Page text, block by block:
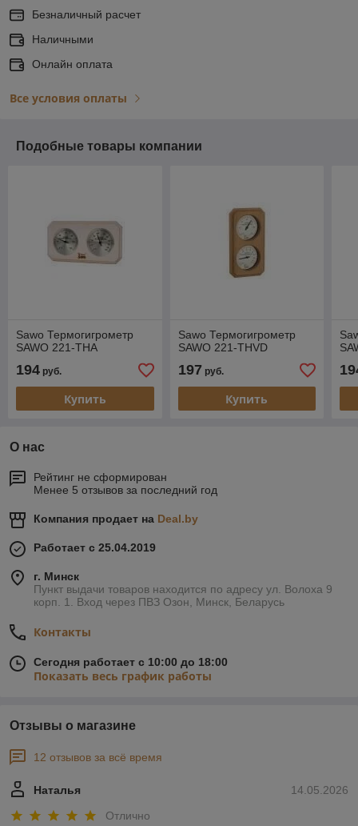
Безналичный расчет
Наличными
Онлайн оплата
Все условия оплаты
Подобные товары компании
Sawo Термогигрометр
SAWO 221-THА
194 руб.
Купить
Sawo Термогигрометр
SAWO 221-THVD
197 руб.
Купить
О нас
Рейтинг не сформирован
Менее 5 отзывов за последний год
Компания продает на Deal.by
Работает с 25.04.2019
г. Минск
Пункт выдачи товаров находится по адресу ул. Волоха 9
корп. 1. Вход через ПВЗ Озон, Минск, Беларусь
Контакты
Сегодня работает с 10:00 до 18:00
Показать весь график работы
Отзывы о магазине
12 отзывов за всё время
14.05.2026
Наталья
Отлично